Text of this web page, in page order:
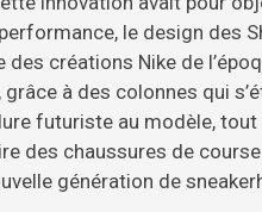
le design des
créations Nike de
grâce à des colonnes qui
futuriste au modèle,
des chaussures de
génération de